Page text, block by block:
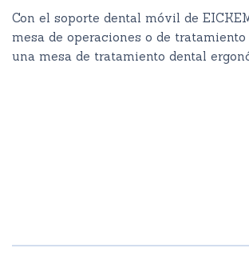
Con el soporte dental móvil de
mesa de operaciones o de
una mesa de tratamiento dental